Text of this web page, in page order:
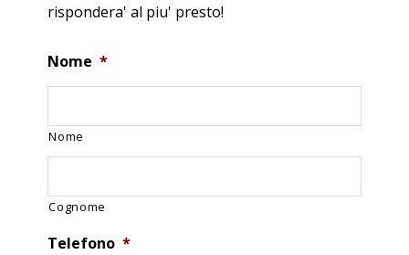
rispondera' al piu' presto!
Nome *
Nome
Cognome
Telefono *